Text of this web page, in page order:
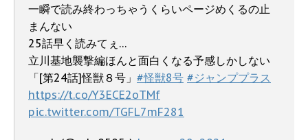
一瞬で読み終わっちゃうくらいページめくるの止
まんない
25話早く読みてぇ…
立川基地襲撃編ほんと面白くなる予感しかしない
「[第24話]怪獣８号」 #怪獣8号 #ジャンププラス
https://t.co/Y3ECE2oTMf
pic.twitter.com/TGFL7mF281